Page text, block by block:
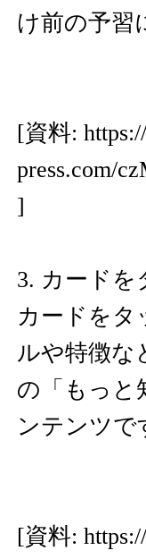
け前の予習
[資料:
press.com/
]
3. カード
カードをタ
ルや特徴な
の「もっと
ンテンツで
[資料: